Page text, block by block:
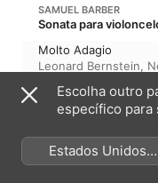
SAMUEL BARBER
Sonata para
Molto Adagio
Leonard Bernstein,
BÉLA BARTÓK
I. Andante tranquillo
Escolha outro
específico para
Estados Unidos
(Português